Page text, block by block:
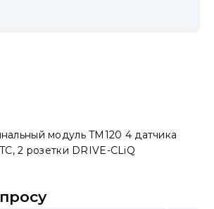
модуль TM120 4 датчика
2 розетки DRIVE-CLiQ